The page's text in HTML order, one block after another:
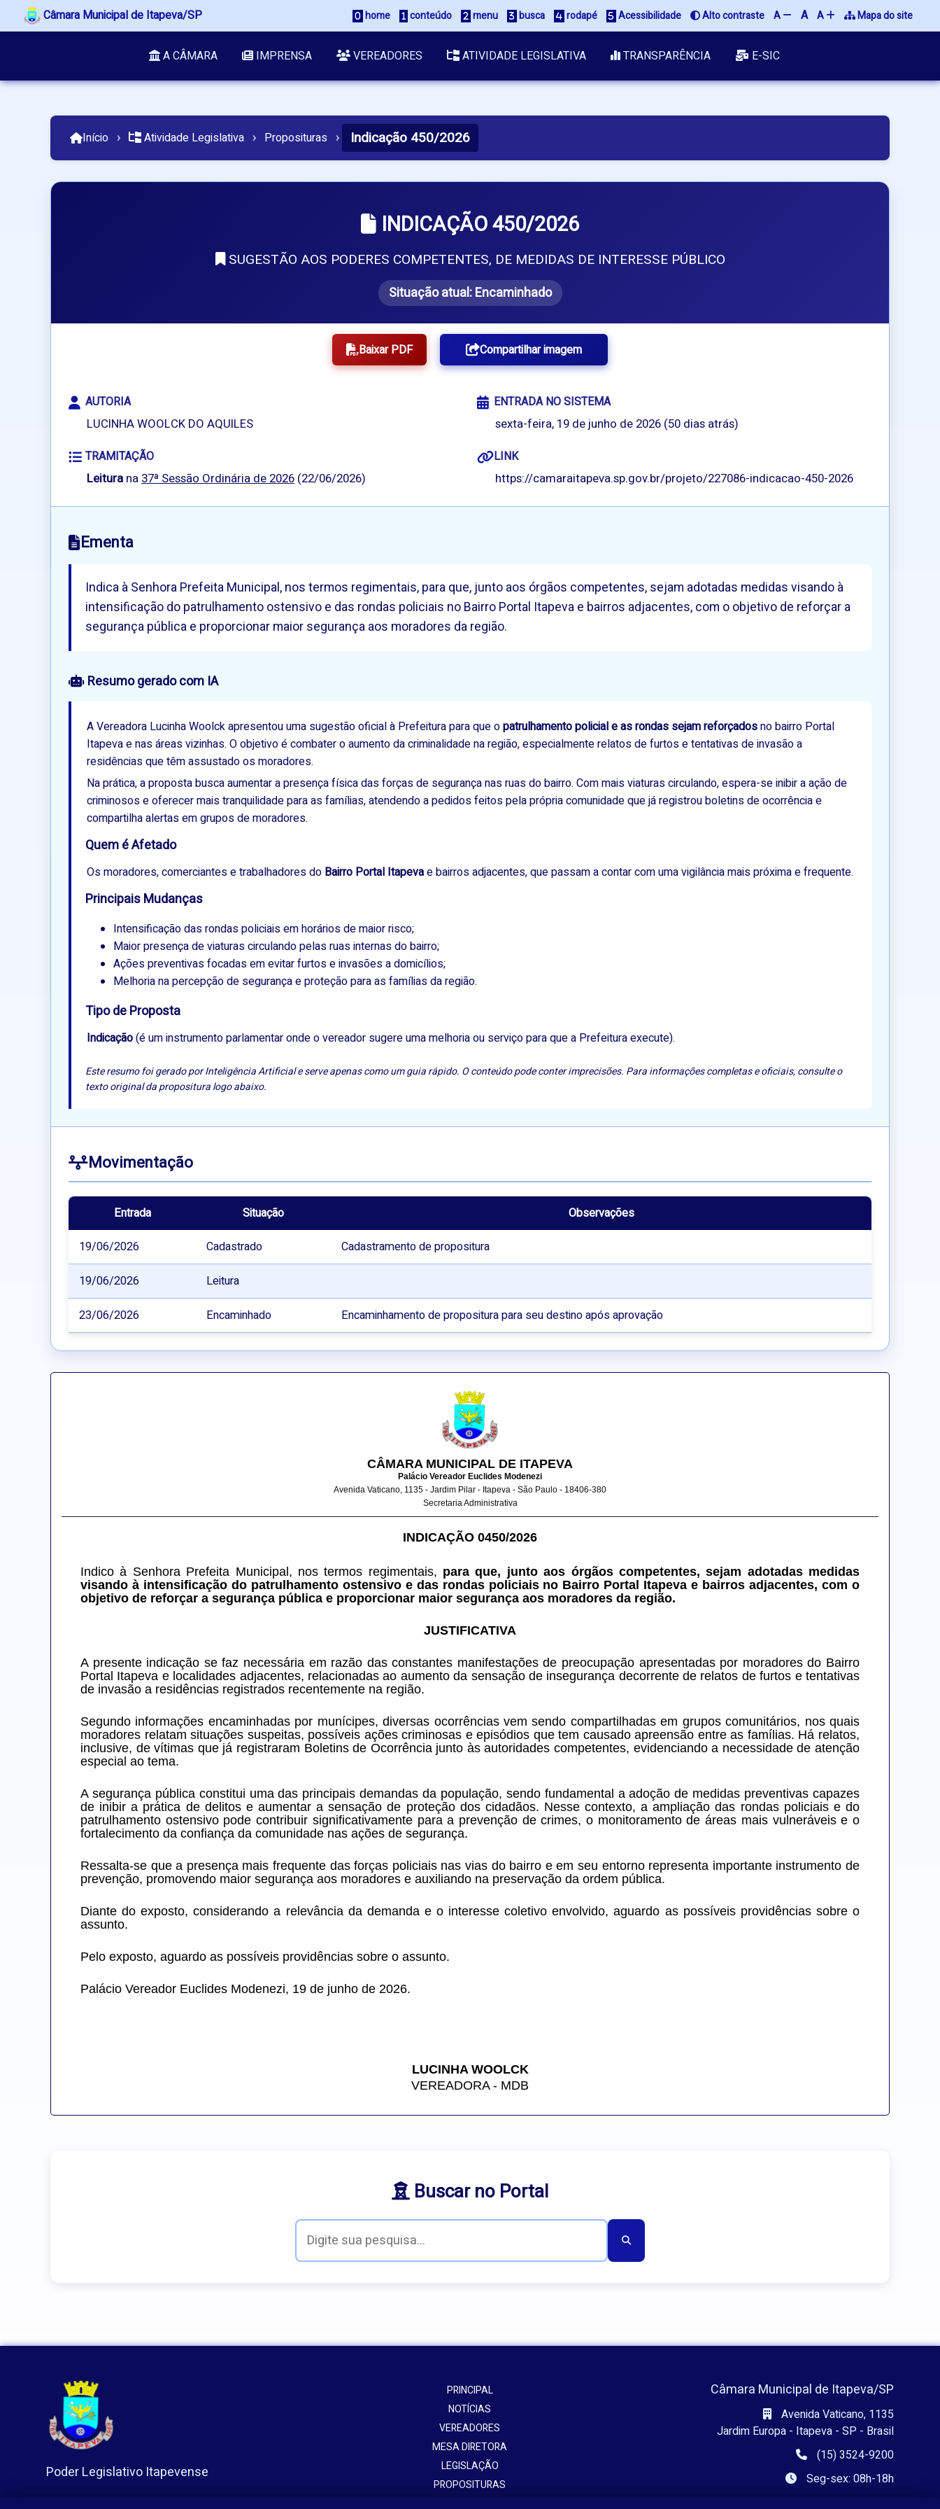
Câmara Municipal de Itapeva/SP home conteúdo menu busca rodapé Acessibilidade Alto contraste A A A Mapa do site
A CÂMARA IMPRENSA VEREADORES ATIVIDADE LEGISLATIVA TRANSPARÊNCIA E-SIC
Início › Atividade Legislativa › Proposituras › Indicação 450/2026
INDICAÇÃO 450/2026
SUGESTÃO AOS PODERES COMPETENTES, DE MEDIDAS DE INTERESSE PÚBLICO
Situação atual:Encaminhado
Baixar PDF Compartilhar imagem
AUTORIA
LUCINHA WOOLCK DO AQUILES
ENTRADA NO SISTEMA
sexta-feira, 19 de junho de 2026 (50 dias atrás)
TRAMITAÇÃO
Leitura na37ª Sessão Ordinária de 2026 (22/06/2026)
LINK
https://camaraitapeva.sp.gov.br/projeto/227086-indicacao-450-2026
Ementa
Indica à Senhora Prefeita Municipal, nos termos regimentais, para que, junto aos órgãos competentes, sejam adotadas medidas visando à
intensificação do patrulhamento ostensivo e das rondas policiais no Bairro Portal Itapeva e bairros adjacentes, com o objetivo de reforçar a
segurança pública e proporcionar maior segurança aos moradores da região.
Resumo gerado com IA
A Vereadora Lucinha Woolck apresentou uma sugestão oficial à Prefeitura para que opatrulhamento policial e as rondas sejam reforçadosno bairro Portal
Itapeva e nas áreas vizinhas. O objetivo é combater o aumento da criminalidade na região, especialmente relatos de furtos e tentativas de invasão a
residências que têm assustado os moradores.
Na prática, a proposta busca aumentar a presença física das forças de segurança nas ruas do bairro. Com mais viaturas circulando, espera-se inibir a ação de
criminosos e oferecer mais tranquilidade para as famílias, atendendo a pedidos feitos pela própria comunidade que já registrou boletins de ocorrência e
compartilha alertas em grupos de moradores.
Quem é Afetado
Os moradores, comerciantes e trabalhadores do Bairro Portal Itapevae bairros adjacentes, que passam a contar com uma vigilância mais próxima e frequente.
Principais Mudanças
Intensificação das rondas policiais em horários de maior risco;
Maior presença de viaturas circulando pelas ruas internas do bairro;
Ações preventivas focadas em evitar furtos e invasões a domicílios;
Melhoria na percepção de segurança e proteção para as famílias da região.
Tipo de Proposta
Indicação(é um instrumento parlamentar onde o vereador sugere uma melhoria ou serviço para que a Prefeitura execute).
Este resumo foi gerado por Inteligência Artificial e serve apenas como um guia rápido. O conteúdo pode conter imprecisões. Para informações completas e oficiais, consulte o
texto original da propositura logo abaixo.
Movimentação
Entrada Situação
Observações
19/06/2026
Cadastrado Cadastramento de propositura
19/06/2026 Leitura
23/06/2026 Encaminhado Encaminhamento de propositura para seu destino após aprovação
CÂMARA MUNICIPAL DE ITAPEVA
Palácio Vereador Euclides Modenezi
Avenida Vaticano, 1135 - Jardim Pilar - Itapeva - São Paulo - 18406-380
Secretaria Administrativa
INDICAÇÃO 0450/2026
Indico à Senhora Prefeita Municipal, nos termos regimentais, para que, junto aos órgãos competentes, sejam adotadas medidas
visando à intensificação do patrulhamento ostensivo e das rondas policiais no Bairro Portal Itapeva e bairros adjacentes, com o
objetivo de reforçar a segurança pública e proporcionar maior segurança aos moradores da região.
JUSTIFICATIVA
A presente indicação se faz necessária em razão das constantes manifestações de preocupação apresentadas por moradores do Bairro
Portal Itapeva e localidades adjacentes, relacionadas ao aumento da sensação de insegurança decorrente de relatos de furtos e tentativas
de invasão a residências registrados recentemente na região.
Segundo informações encaminhadas por munícipes, diversas ocorrências vem sendo compartilhadas em grupos comunitários, nos quais
moradores relatam situações suspeitas, possíveis ações criminosas e episódios que tem causado apreensão entre as famílias. Há relatos,
inclusive, de vítimas que já registraram Boletins de Ocorrência junto às autoridades competentes, evidenciando a necessidade de atenção
especial ao tema.
A segurança pública constitui uma das principais demandas da população, sendo fundamental a adoção de medidas preventivas capazes
de inibir a prática de delitos e aumentar a sensação de proteção dos cidadãos. Nesse contexto, a ampliação das rondas policiais e do
patrulhamento ostensivo pode contribuir significativamente para a prevenção de crimes, o monitoramento de áreas mais vulneráveis e o
fortalecimento da confiança da comunidade nas ações de segurança.
Ressalta-se que a presença mais frequente das forças policiais nas vias do bairro e em seu entorno representa importante instrumento de
prevenção, promovendo maior segurança aos moradores e auxiliando na preservação da ordem pública.
Diante do exposto, considerando a relevância da demanda e o interesse coletivo envolvido, aguardo as possíveis providências sobre o
assunto.
Pelo exposto, aguardo as possíveis providências sobre o assunto.
Palácio Vereador Euclides Modenezi, 19 de junho de 2026.
LUCINHA WOOLCK
VEREADORA - MDB
Buscar no Portal
Poder Legislativo Itapevense
PRINCIPAL
NOTÍCIAS
VEREADORES
MESA DIRETORA
LEGISLAÇÃO
PROPOSITURAS
Câmara Municipal de Itapeva/SP
Avenida Vaticano, 1135
Jardim Europa - Itapeva - SP - Brasil
(15) 3524-9200
Seg-sex: 08h-18h